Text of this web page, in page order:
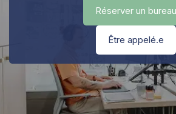
Réserver un bureau
Être appelé.e